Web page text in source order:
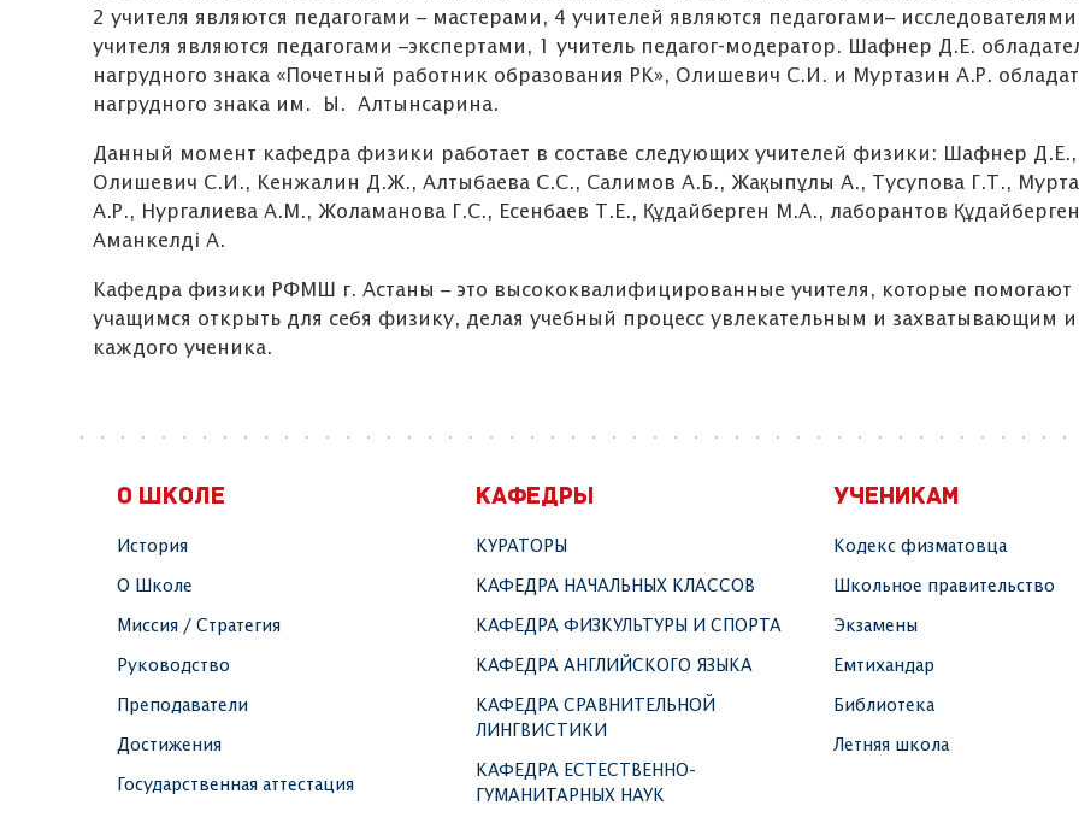
2 учителя являются педагогами – мастерами, 4 учителей являются педагогами–
учителя являются педагогами –экспертами, 1 учитель педагог-модератор. Шафнер Д.Е.
нагрудного знака «Почетный работник образования РК», Олишевич С.И. и Муртазин А.Р.
нагрудного знака им. Ы. Алтынсарина.
Данный момент кафедра физики работает в составе следующих учителей физики: Шафнер Д.Е.,
Олишевич С.И., Кенжалин Д.Ж., Алтыбаева С.С., Салимов А.Б., Жақыпұлы А., Тусупова Г.Т.,
А.Р., Нургалиева А.М., Жоламанова Г.С., Есенбаев Т.Е., Құдайберген М.А., лаборантов
Аманкелді А.
Кафедра физики РФМШ г. Астаны – это высококвалифицированные учителя, которые помогают
учащимся открыть для себя физику, делая учебный процесс увлекательным и захватывающим
каждого ученика.
О ШКОЛЕ
История
О Школе
Миссия / Стратегия
Руководство
Преподаватели
Достижения
Государственная аттестация
КАФЕДРЫ
КУРАТОРЫ
КАФЕДРА НАЧАЛЬНЫХ КЛАССОВ
КАФЕДРА ФИЗКУЛЬТУРЫ И СПОРТА
КАФЕДРА АНГЛИЙСКОГО ЯЗЫКА
КАФЕДРА СРАВНИТЕЛЬНОЙ
ЛИНГВИСТИКИ
КАФЕДРА ЕСТЕСТВЕННО-
ГУМАНИТАРНЫХ НАУК
УЧЕНИКАМ
Кодекс физматовца
Школьное правительство
Экзамены
Емтихандар
Библиотека
Летняя школа